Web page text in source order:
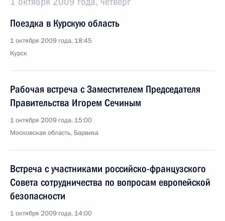
Поездка в Курскую область
1 октября 2009 года, 18:45
Курск
Рабочая встреча с Заместителем Председателя
Правительства Игорем Сечиным
1 октября 2009 года, 15:00
Московская область, Барвиха
Встреча с участниками российско-французского
Совета сотрудничества по вопросам европейской
безопасности
1 октября 2009 года, 14:00